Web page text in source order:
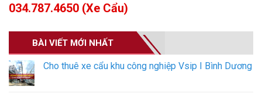
034.787.4650 (Xe Cẩu)
BÀI VIẾT MỚI NHẤT
Cho thuê xe cẩu khu công nghiệp Vsip I Bình Dương